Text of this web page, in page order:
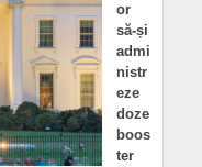
or
să-și
admi
nistr
eze
doze
boos
ter